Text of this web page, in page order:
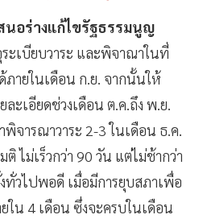
นอร่างแก้ไขรัฐธรรมนูญ
ะเบียบวาระ และพิจาณาในที่
ภายในเดือน ก.ย. จากนั้นให้
ะเอียดช่วงเดือน ต.ค.ถึง พ.ย.
จารณาวาระ 2-3 ในเดือน ธ.ค.
ไม่เร็วกว่า 90 วัน แต่ไม่ช้ากว่า
ทั่วไปพอดี เมื่อมีการยุบสภาเพื่อ
ใน 4 เดือน ซึ่งจะครบในเดือน